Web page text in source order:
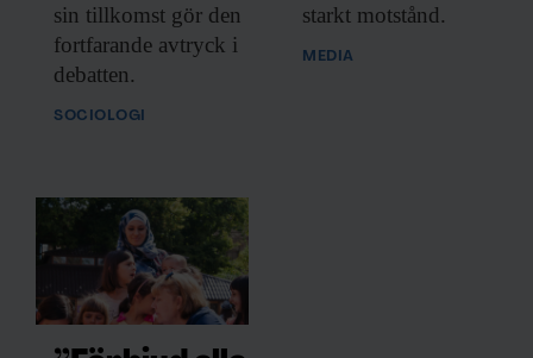
sin tillkomst gör den
fortfarande avtryck i
debatten.
SOCIOLOGI
starkt motstånd.
MEDIA